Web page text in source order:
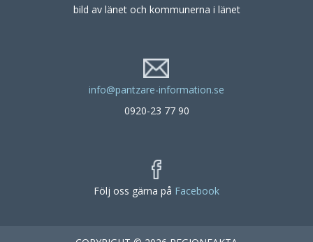
bild av länet och kommunerna i länet
info@pantzare-information.se
0920-23 77 90
Följ oss gärna på Facebook